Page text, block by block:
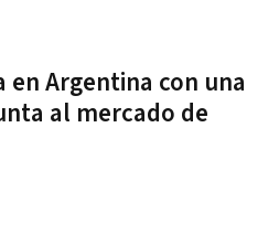
en Argentina con una
al mercado de